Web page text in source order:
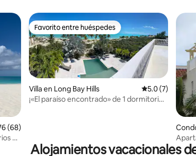
promedio: 4.76 de 5, 68 reseñas
(68)
en
Favorito entre huéspedes
Favorito entre huéspedes
Villa en Long Bay Hills Calificación
5.0 (7)
¡«El paraíso encontrado» de 1 dormitorio
and
Alojamientos vacacionales